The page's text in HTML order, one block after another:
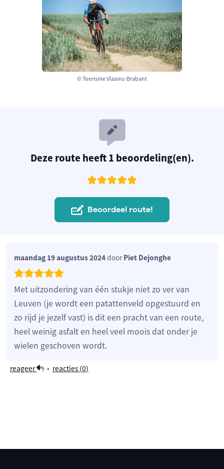
© Toerisme Vlaams-Brabant
Deze route heeft 1 beoordeling(en).
Beoordeel route!
maandag 19 augustus 2024doorPiet Dejonghe
Met uitzondering van één stukje niet zo ver van
Leuven (je wordt een patattenveld opgestuurd en
zo rijd je jezelf vast) is dit een pracht van een route,
heel weinig asfalt en heel veel moois dat onder je
wielen geschoven wordt.
reageer • reacties (0)